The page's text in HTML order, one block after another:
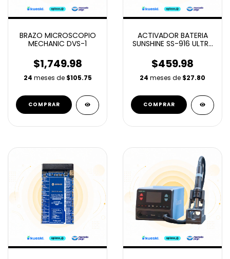
BRAZO MICROSCOPIO
MECHANIC DVS-1
$1,749.98
24 meses de $105.75
ACTIVADOR BATERIA
SUNSHINE SS-916 ULTRA
$459.98
24 meses de $27.80